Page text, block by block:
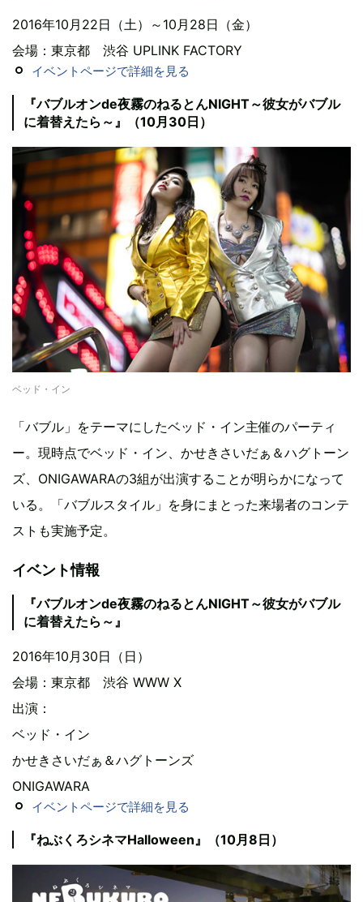
2016年10月22日（土）～10月28日（金）
会場：東京都 渋谷 UPLINK FACTORY
イベントページで詳細を見る
『バブルオンde夜霧のねるとんNIGHT～彼女がバブル
に着替えたら～』（10月30日）
ベッド・イン
「バブル」をテーマにしたベッド・イン主催のパーティ
ー。現時点でベッド・イン、かせきさいだぁ＆ハグトーン
ズ、ONIGAWARAの3組が出演することが明らかになって
いる。「バブルスタイル」を身にまとった来場者のコンテ
ストも実施予定。
イベント情報
『バブルオンde夜霧のねるとんNIGHT～彼女がバブル
に着替えたら～』
2016年10月30日（日）
会場：東京都 渋谷 WWW X
出演：
ベッド・イン
かせきさいだぁ＆ハグトーンズ
ONIGAWARA
イベントページで詳細を見る
『ねぶくろシネマHalloween』（10月8日）